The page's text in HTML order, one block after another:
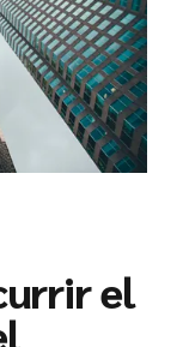
el